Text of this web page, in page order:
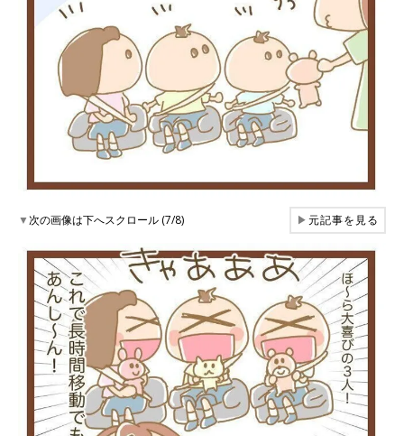
▼次の画像は下へスクロール (7/8) ▶元記事を見る